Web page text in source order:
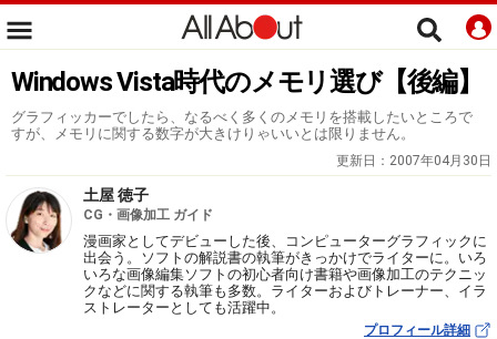
Windows Vista時代のメモリ選び【後編】
グラフィッカーでしたら、なるべく多くのメモリを搭載したいところで
すが、メモリに関する数字が大きけりゃいいとは限りません。
更新日： 2007年04月30日
土屋 徳子
CG・画像加工 ガイド
漫画家としてデビューした後、コンピューターグラフィックに
出会う。ソフトの解説書の執筆がきっかけでライターに。いろ
いろな画像編集ソフトの初心者向け書籍や画像加工のテクニッ
クなどに関する執筆も多数。ライターおよびトレーナー、イラ
ストレーターとしても活躍中。
プロフィール詳細